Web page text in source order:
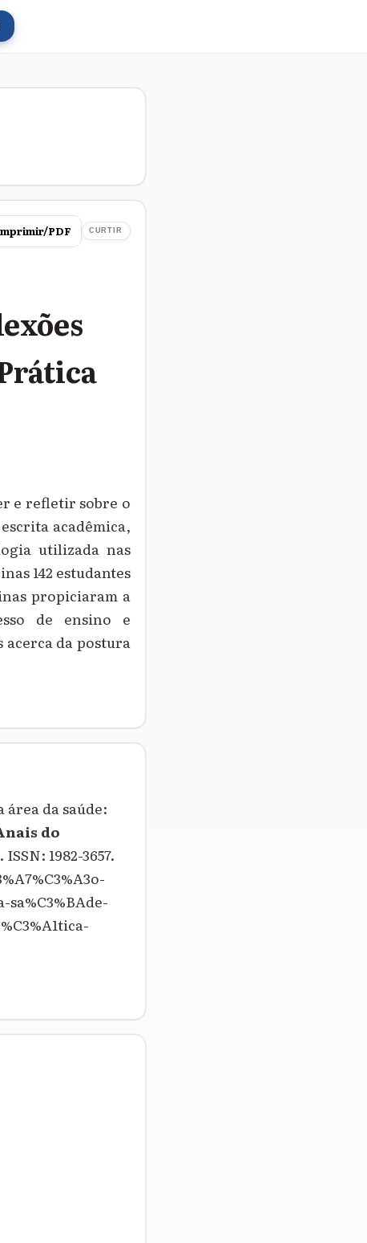
PDF CURTIR
e refletir sobre o
acadêmica,
utilizada nas
142 estudantes
propiciaram a
de ensino e
da postura
área da saúde:
do
ISSN: 1982-3657.
sa%C3%BAde-